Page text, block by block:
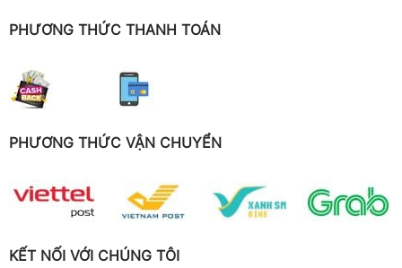
PHƯƠNG THỨC THANH TOÁN
PHƯƠNG THỨC VẬN CHUYỂN
KẾT NỐI VỚI CHÚNG TÔI